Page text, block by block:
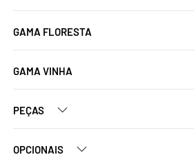
GAMA FLORESTA
GAMA VINHA
PEÇAS
OPCIONAIS